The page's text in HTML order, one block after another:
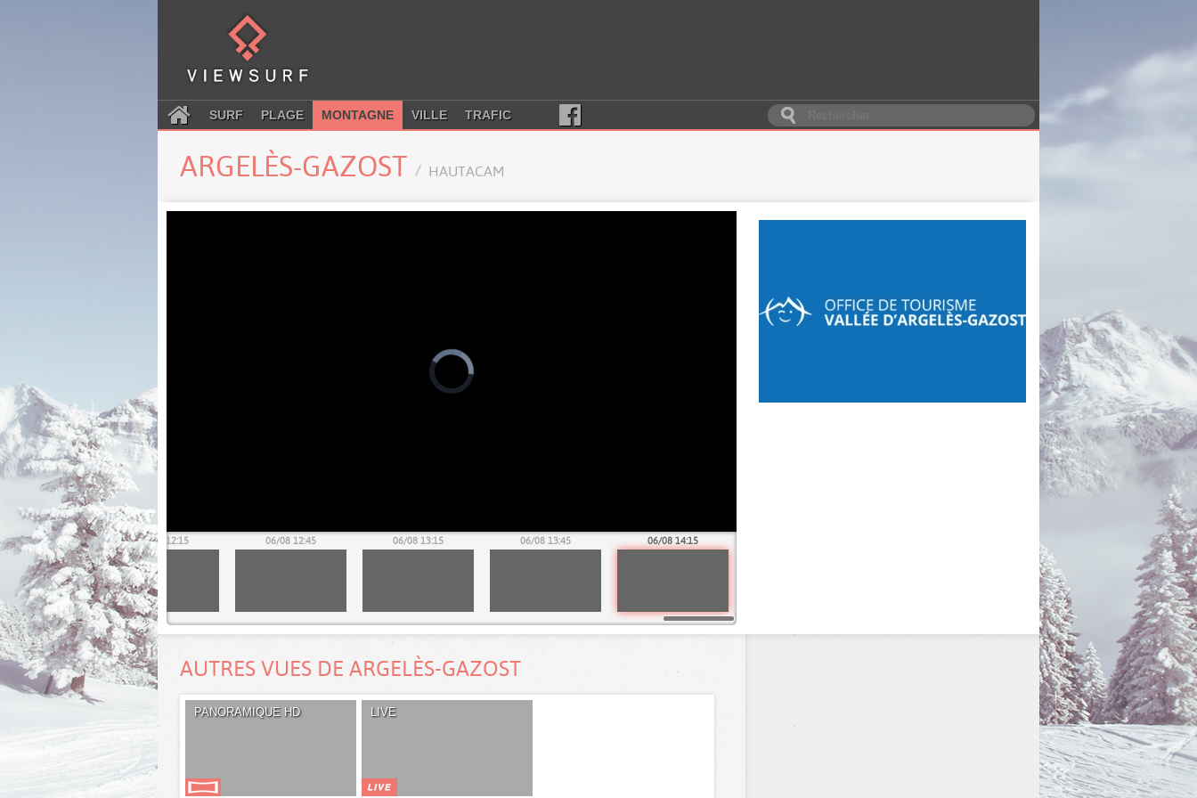
SURF PLAGE MONTAGNE VILLE TRAFIC
ARGELÈS-GAZOST HAUTACAM
06/08 11:45 06/08 12:15 06/08 12:45 06/08 13:15 06/08 13:45 06/08 14:15
AUTRES VUES DE ARGELÈS-GAZOST
PANORAMIQUE HD LIVE